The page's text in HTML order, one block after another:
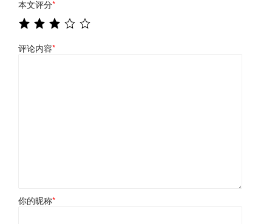
本文评分*
评论内容*
你的昵称*